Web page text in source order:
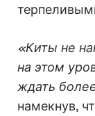
«Киты не
на этом
ждать
намекнув,